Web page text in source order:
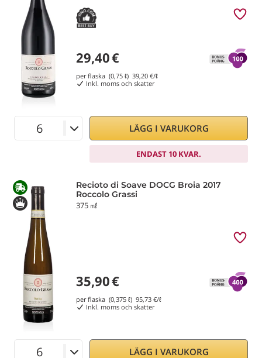
29,40€
per flaska (0,75 ℓ) 39,20 €/ℓ
Inkl. moms och skatter
LÄGG I VARUKORG
ENDAST 10 KVAR.
Recioto di Soave DOCG Broia 2017
Roccolo Grassi
375 ㎖
35,90€
per flaska (0,375 ℓ) 95,73 €/ℓ
Inkl. moms och skatter
LÄGG I VARUKORG